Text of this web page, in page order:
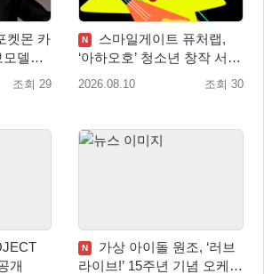
켓몬 카
델로
조회 29
N
스마일게이트 퓨처랩,
‘아하오호’ 청소년 창작 서포
터즈 ‘아크크’ 1기 발족
2026.08.10 조회 30
개
N
가상 아이돌 원조, ‘러브
라이브!’ 15주년 기념 오케스